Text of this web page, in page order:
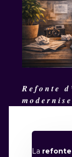
Refonte
La refonte